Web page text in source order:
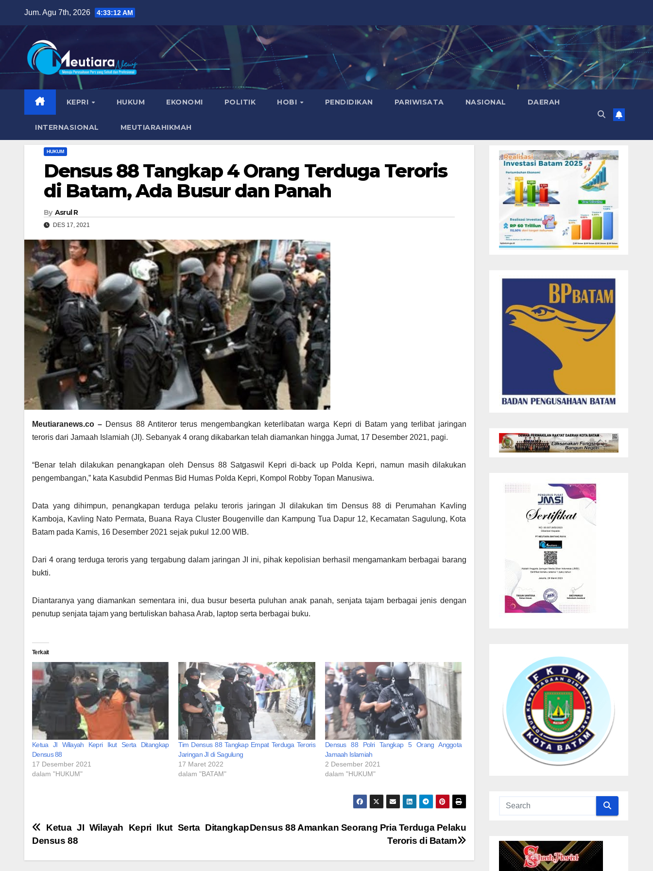
content
Jum. Agu 7th, 2026 4:33:14 AM
KEPRI HUKUM EKONOMI POLITIK HOBI PENDIDIKAN PARIWISATA NASIONAL DAERAH
INTERNASIONAL MEUTIARAHIKMAH
HUKUM
Densus 88 Tangkap 4 Orang Terduga Teroris
di Batam, Ada Busur dan Panah
By Asrul R
DES 17, 2021
Meutiaranews.co – Densus 88 Antiteror terus mengembangkan keterlibatan warga Kepri di Batam yang terlibat jaringan
teroris dari Jamaah Islamiah (JI). Sebanyak 4 orang dikabarkan telah diamankan hingga Jumat, 17 Desember 2021, pagi.
“Benar telah dilakukan penangkapan oleh Densus 88 Satgaswil Kepri di-back up Polda Kepri, namun masih dilakukan
pengembangan,” kata Kasubdid Penmas Bid Humas Polda Kepri, Kompol Robby Topan Manusiwa.
Data yang dihimpun, penangkapan terduga pelaku teroris jaringan JI dilakukan tim Densus 88 di Perumahan Kavling
Kamboja, Kavling Nato Permata, Buana Raya Cluster Bougenville dan Kampung Tua Dapur 12, Kecamatan Sagulung, Kota
Batam pada Kamis, 16 Desember 2021 sejak pukul 12.00 WIB.
Dari 4 orang terduga teroris yang tergabung dalam jaringan JI ini, pihak kepolisian berhasil mengamankam berbagai barang
bukti.
Diantaranya yang diamankan sementara ini, dua busur beserta puluhan anak panah, senjata tajam berbagai jenis dengan
penutup senjata tajam yang bertuliskan bahasa Arab, laptop serta berbagai buku.
Terkait
Ketua JI Wilayah Kepri Ikut Serta Ditangkap
Densus 88
17 Desember 2021
dalam "HUKUM"
Tim Densus 88 Tangkap Empat Terduga Teroris
Jaringan JI di Sagulung
17 Maret 2022
dalam "BATAM"
Densus 88 Polri Tangkap 5 Orang Anggota
Jamaah Islamiah
2 Desember 2021
dalam "HUKUM"
Navigasi
Densus 88 Amankan Seorang Pria Terduga Pelaku
Teroris di Batam
Ketua JI Wilayah Kepri Ikut Serta Ditangkap
Densus 88